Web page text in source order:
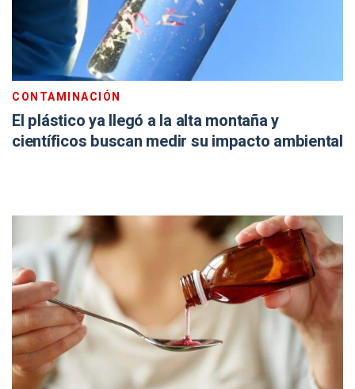
CONTAMINACIÓN
El plástico ya llegó a la alta montaña y
científicos buscan medir su impacto ambiental